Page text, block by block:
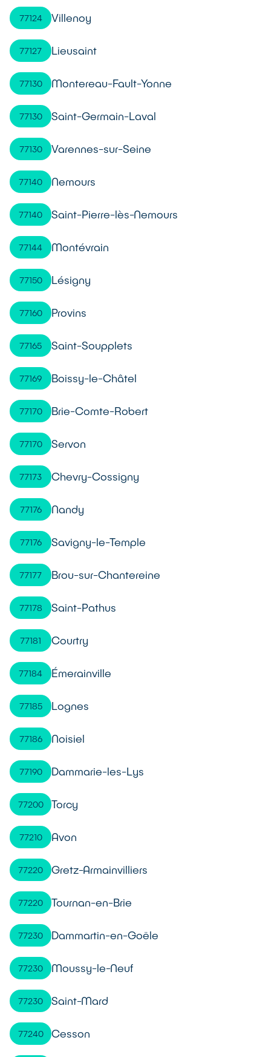
77124 Villenoy
77127 Lieusaint
77130 Montereau-Fault-Yonne
77130 Saint-Germain-Laval
77130 Varennes-sur-Seine
77140 Nemours
77140 Saint-Pierre-lès-Nemours
77144 Montévrain
77150 Lésigny
77160 Provins
77165 Saint-Soupplets
77169 Boissy-le-Châtel
77170 Brie-Comte-Robert
77170 Servon
77173 Chevry-Cossigny
77176 Nandy
77176 Savigny-le-Temple
77177 Brou-sur-Chantereine
77178 Saint-Pathus
77181 Courtry
77184 Émerainville
77185 Lognes
77186 Noisiel
77190 Dammarie-les-Lys
77200 Torcy
77210 Avon
77220 Gretz-Armainvilliers
77220 Tournan-en-Brie
77230 Dammartin-en-Goële
77230 Moussy-le-Neuf
77230 Saint-Mard
77240 Cesson